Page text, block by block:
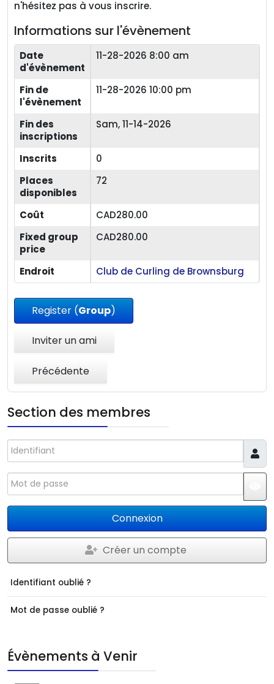
n'hésitez pas à vous inscrire.
Informations sur l'évènement
Date
d'évènement
11-28-2026 8:00 am
Fin de
l'évènement
11-28-2026 10:00 pm
Fin des
inscriptions
Sam, 11-14-2026
Inscrits
0
Places
disponibles
72
Coût
CAD280.00
Fixed group
price
CAD280.00
Endroit Club de Curling de Brownsburg
Register (Group)
Inviter un ami
Précédente
Section des membres
Identifiant
Mot de passe
Connexion
Créer un compte
Identifiant oublié ?
Mot de passe oublié ?
Évènements à Venir